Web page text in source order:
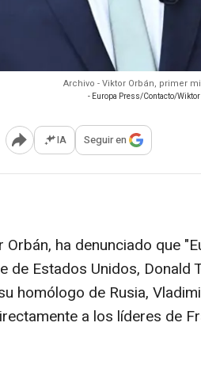
Archivo - Viktor Orbán, primer
- Europa Press/Contacto/
Abrir opciones para compartir
IA Seguir en
ha denunciado que
de Estados Unidos, Donald
homólogo de Rusia,
a los líderes de